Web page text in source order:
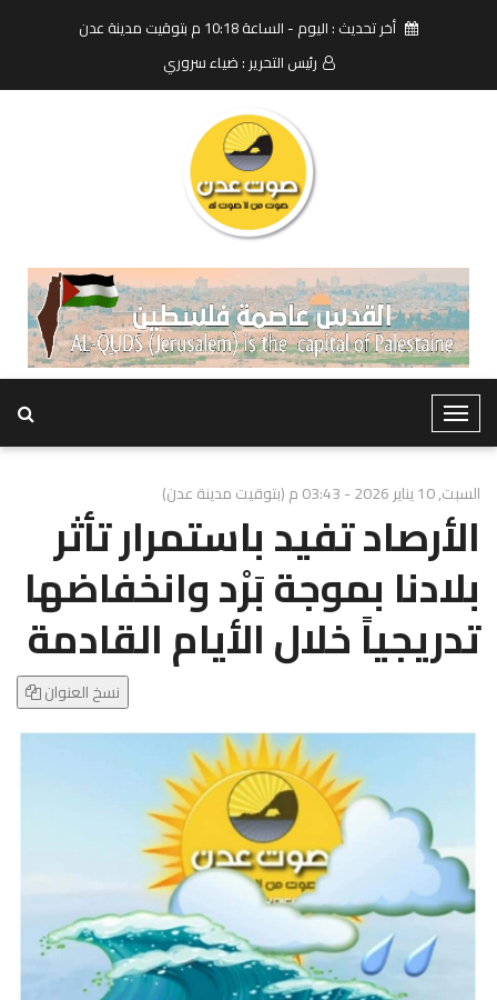
أخر تحديث : اليوم - الساعة 10:18 م بتوقيت مدينة عدن
رئيس التحرير : ضياء سروري
T
o
g
l
e
N
a
v
i
t
السبت, 10 يناير 2026 - 03:43 م (بتوقيت مدينة عدن)
الأرصاد تفيد باستمرار تأثر
بلادنا بموجة بَرْد وانخفاضها
تدريجياً خلال الأيام القادمة
نسخ العنوان